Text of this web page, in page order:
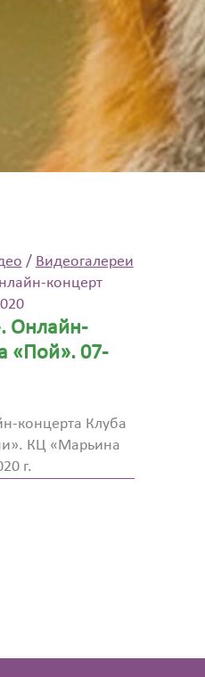
/ Видеогалереи
концерт
Онлайн-
«Пой». 07-
концерта Клуба
КЦ «Марьина
г.